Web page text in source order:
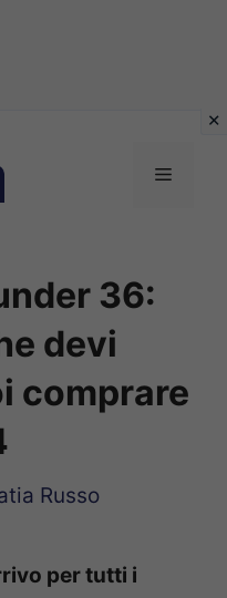
Menu
36:
devi
comprare
Russo
per tutti i